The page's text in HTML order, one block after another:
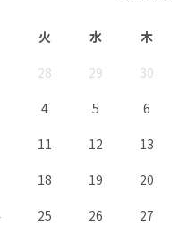
火 水 木
28 29 30
4 5 6
11 12 13
18 19 20
25 26 27